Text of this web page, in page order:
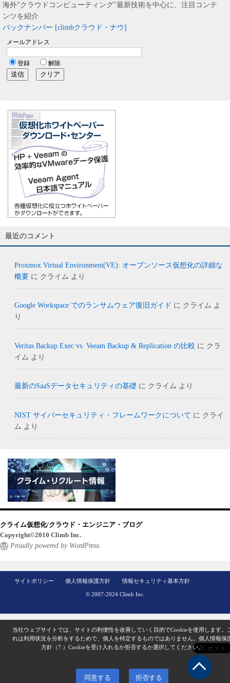
海外”クラウドコンピューティング”最新技術を中心に、注目コンテ
ンツを紹介
バックナンバー [climbクラウド・ナウ]
最近のコメント
Proxmox Virtual Environment(VE): オープンソース仮想化の詳細な
概要 に クライム より
Google Workspace でのランサムウェア復旧ガイド に クライム よ
り
Veritas Backup Exec vs. Veeam Backup & Replication の比較 に クラ
イム より
最新のSaaSデータセキュリティの基礎 に クライム より
NIST サイバーセキュリティ・フレームワークについて に クライ
ム より
クライム仮想化/クラウド・エンジニア・ブログ
Copyright©2010 Climb Inc.
Proudly powered by WordPress.
サイトポリシー 個人情報保護方針 情報セキュリティ基本方針
© 2007-2024 Climb Inc.
当社ウェブサイトでは、サイトの利便性を改善していく目的でCookieを使用します。
れは利用状況を分析をするためで、個人を特定するものではありません。 個人情報保
方針（7.） Cookieを受け入れるか拒否するか選択してください。
同意する 拒否する